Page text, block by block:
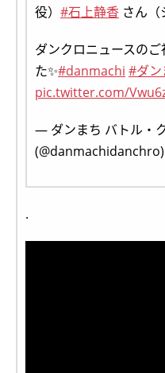
役） #石上静香 さん（
ダンクロニュースの
た✨#danmachi #ダン
pic.twitter.com/
— ダンまち バトル・
(@danmachidanchro)
.